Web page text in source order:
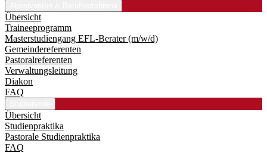
Übersicht
Traineeprogramm
Master­studiengang EFL-Berater (m/w/d)
Gemeindereferenten
Pastoralreferenten
Verwaltungsleitung
Diakon
FAQ
Übersicht
Studienpraktika
Pastorale Studienpraktika
FAQ